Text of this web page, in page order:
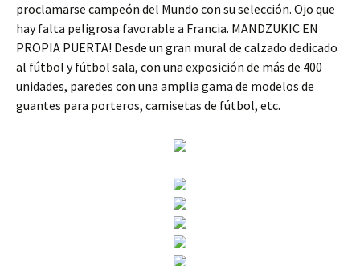
proclamarse campeón del Mundo con su selección. Ojo que
hay falta peligrosa favorable a Francia. MANDZUKIC EN
PROPIA PUERTA! Desde un gran mural de calzado dedicado
al fútbol y fútbol sala, con una exposición de más de 400
unidades, paredes con una amplia gama de modelos de
guantes para porteros, camisetas de fútbol, etc.